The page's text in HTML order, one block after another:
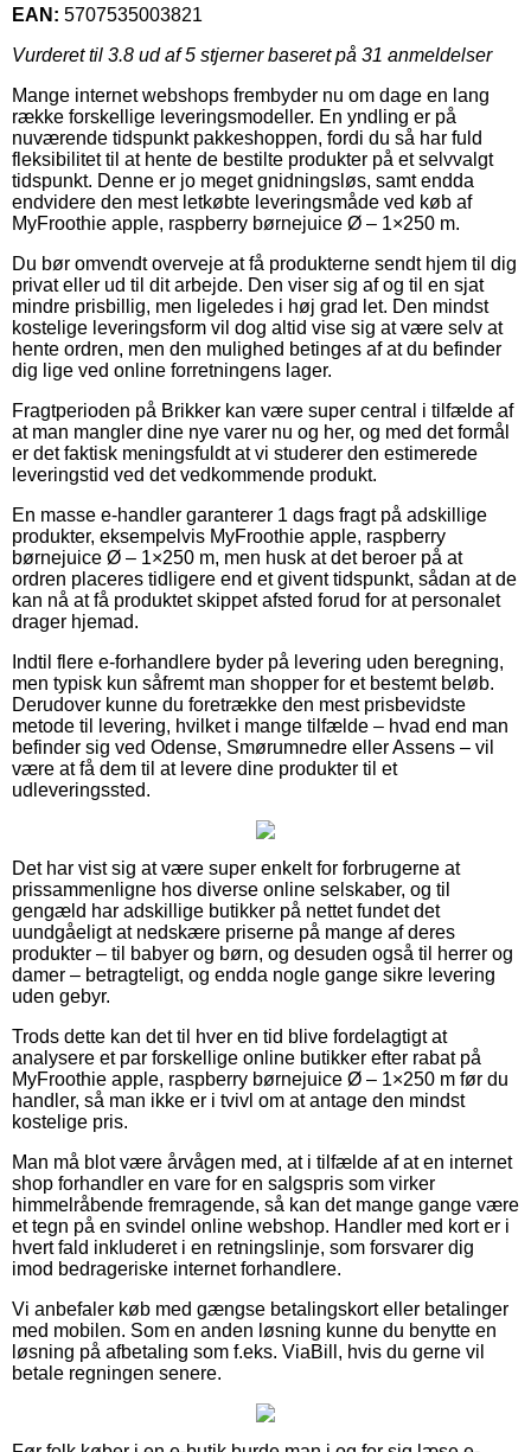
EAN: 5707535003821
Vurderet til 3.8 ud af 5 stjerner baseret på 31 anmeldelser
Mange internet webshops frembyder nu om dage en lang
række forskellige leveringsmodeller. En yndling er på
nuværende tidspunkt pakkeshoppen, fordi du så har fuld
fleksibilitet til at hente de bestilte produkter på et selvvalgt
tidspunkt. Denne er jo meget gnidningsløs, samt endda
endvidere den mest letkøbte leveringsmåde ved køb af
MyFroothie apple, raspberry børnejuice Ø – 1×250 m.
Du bør omvendt overveje at få produkterne sendt hjem til dig
privat eller ud til dit arbejde. Den viser sig af og til en sjat
mindre prisbillig, men ligeledes i høj grad let. Den mindst
kostelige leveringsform vil dog altid vise sig at være selv at
hente ordren, men den mulighed betinges af at du befinder
dig lige ved online forretningens lager.
Fragtperioden på Brikker kan være super central i tilfælde af
at man mangler dine nye varer nu og her, og med det formål
er det faktisk meningsfuldt at vi studerer den estimerede
leveringstid ved det vedkommende produkt.
En masse e-handler garanterer 1 dags fragt på adskillige
produkter, eksempelvis MyFroothie apple, raspberry
børnejuice Ø – 1×250 m, men husk at det beroer på at
ordren placeres tidligere end et givent tidspunkt, sådan at de
kan nå at få produktet skippet afsted forud for at personalet
drager hjemad.
Indtil flere e-forhandlere byder på levering uden beregning,
men typisk kun såfremt man shopper for et bestemt beløb.
Derudover kunne du foretrække den mest prisbevidste
metode til levering, hvilket i mange tilfælde – hvad end man
befinder sig ved Odense, Smørumnedre eller Assens – vil
være at få dem til at levere dine produkter til et
udleveringssted.
Det har vist sig at være super enkelt for forbrugerne at
prissammenligne hos diverse online selskaber, og til
gengæld har adskillige butikker på nettet fundet det
uundgåeligt at nedskære priserne på mange af deres
produkter – til babyer og børn, og desuden også til herrer og
damer – betragteligt, og endda nogle gange sikre levering
uden gebyr.
Trods dette kan det til hver en tid blive fordelagtigt at
analysere et par forskellige online butikker efter rabat på
MyFroothie apple, raspberry børnejuice Ø – 1×250 m før du
handler, så man ikke er i tvivl om at antage den mindst
kostelige pris.
Man må blot være årvågen med, at i tilfælde af at en internet
shop forhandler en vare for en salgspris som virker
himmelråbende fremragende, så kan det mange gange være
et tegn på en svindel online webshop. Handler med kort er i
hvert fald inkluderet i en retningslinje, som forsvarer dig
imod bedrageriske internet forhandlere.
Vi anbefaler køb med gængse betalingskort eller betalinger
med mobilen. Som en anden løsning kunne du benytte en
løsning på afbetaling som f.eks. ViaBill, hvis du gerne vil
betale regningen senere.